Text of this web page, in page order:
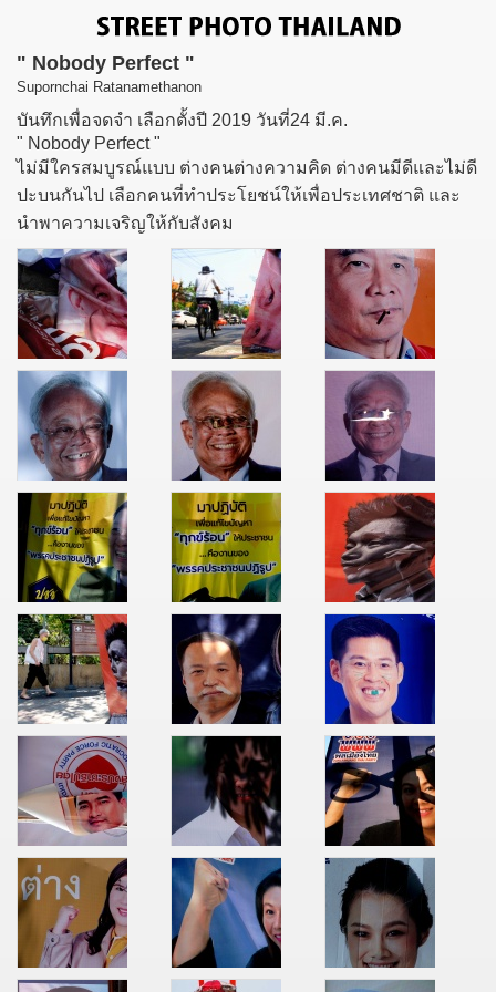
" Nobody Perfect "
Supornchai Ratanamethanon
บันทึกเพื่อจดจำ เลือกตั้งปี 2019 วันที่24 มี.ค.
" Nobody Perfect "
ไม่มีใครสมบูรณ์แบบ ต่างคนต่างความคิด ต่างคนมีดีและไม่ดี
ปะบนกันไป เลือกคนที่ทำประโยชน์ให้เพื่อประเทศชาติ และ
นำพาความเจริญให้กับสังคม